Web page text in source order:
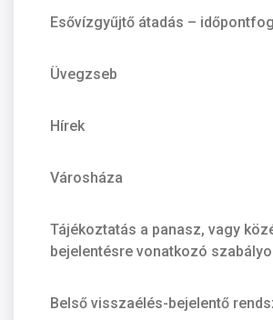
Esővízgyűjtő átadás –
Üvegzseb
Hírek
Városháza
Tájékoztatás a panasz, vagy
bejelentésre vonatkozó
Belső visszaélés-bejelentő